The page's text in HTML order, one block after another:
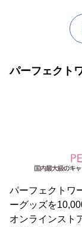
パーフェクト
パーフェクトワ
ーグッズを
オンラインスト